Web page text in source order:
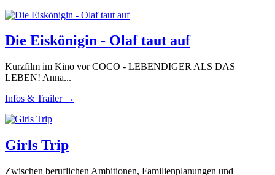
Die Eiskönigin - Olaf taut auf
Kurzfilm im Kino vor COCO - LEBENDIGER ALS DAS
LEBEN! Anna...
Infos & Trailer →
Girls Trip
Zwischen beruflichen Ambitionen, Familienplanungen und